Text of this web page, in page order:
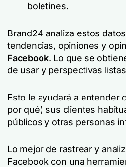
boletines.
Brand24 analiza estos
tendencias, opiniones y
Facebook. Lo que se
de usar y perspectivas
Esto le ayudará a entender
por qué) sus clientes
públicos y otras personas
Lo mejor de rastrear y
Facebook con una